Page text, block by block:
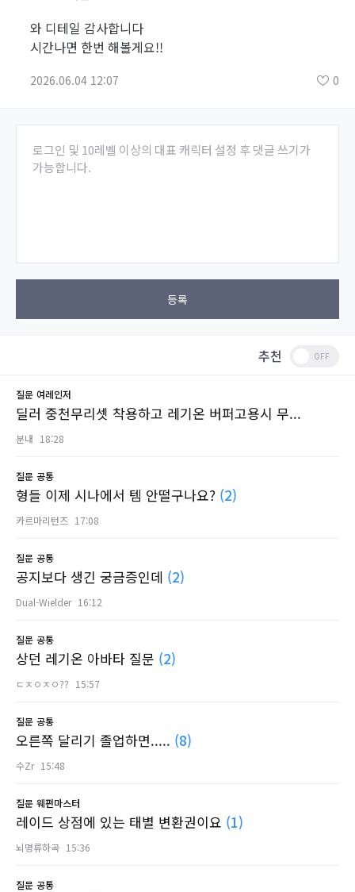
와 디테일 감사합니다
시간나면 한번 해볼게요!!
2026.06.04 12:07 0
로그인 및 10레벨 이상의 대표 캐릭터 설정 후 댓글 쓰기가
가능합니다.
등록
추천
질문 여레인저
딜러 중천무리셋 착용하고 레기온 버퍼고용시 무...
분내 18:28
질문 공통
형들 이제 시나에서 템 안떨구나요? (2)
카르마리턴즈 17:08
질문 공통
공지보다 생긴 궁금증인데 (2)
Dual-Wielder 16:12
질문 공통
상던 레기온 아바타 질문 (2)
ㄷㅈㅇㅈㅇ?? 15:57
질문 공통
오른쪽 달리기 졸업하면..... (8)
수Zr 15:48
질문 웨펀마스터
레이드 상점에 있는 태별 변환권이요 (1)
뇌명류하곡 15:36
질문 공통